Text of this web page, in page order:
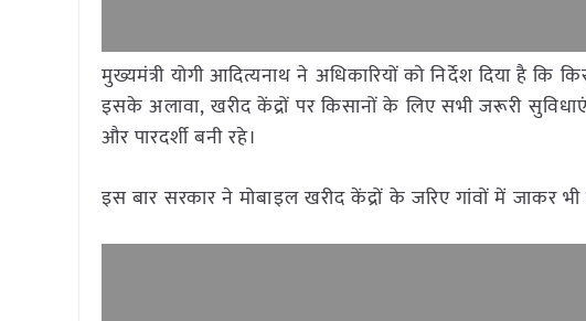
मुख्यमंत्री योगी आदित्यनाथ ने अधिकारियों को निर्देश दिया है
इसके अलावा, खरीद केंद्रों पर किसानों के लिए सभी जरूरी
और पारदर्शी बनी रहे।
इस बार सरकार ने मोबाइल खरीद केंद्रों के जरिए गांवों में जाकर